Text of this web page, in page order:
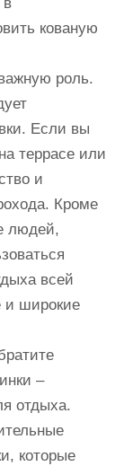
кованую
роль.
Если вы
террасе или
и
Кроме
людей,
всей
и широкие
–
отдыха.
которые